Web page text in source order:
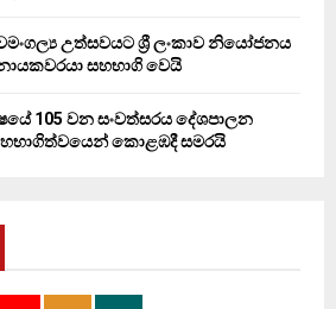
උත්සවයට ශ්‍රී ලංකාව නියෝජනය
සහභාගි වෙයි
105 වන සංවත්සරය දේශපාලන
කොළඹදී සමරයි